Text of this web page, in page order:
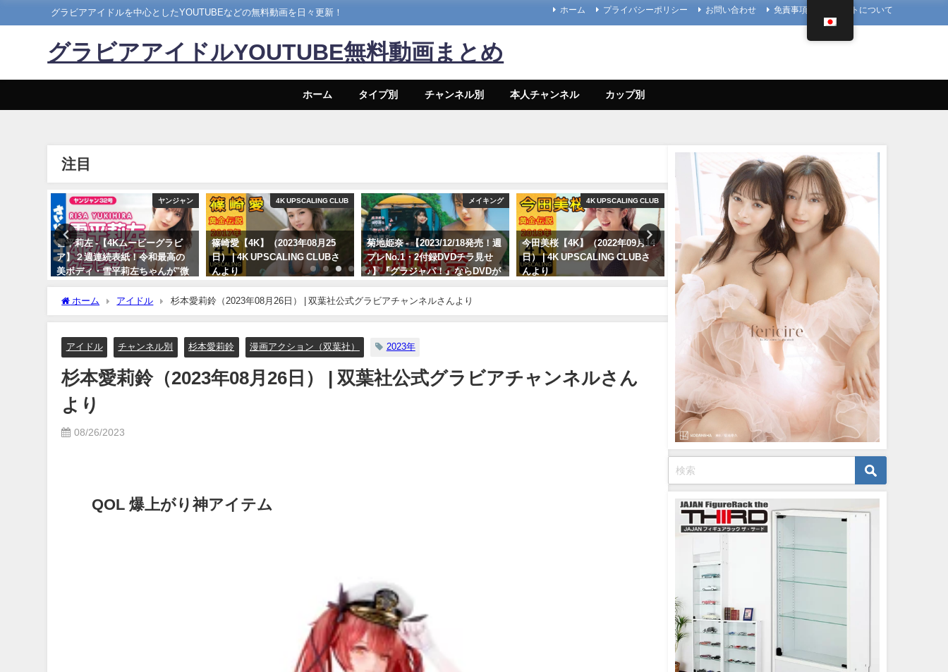
グラビアアイドルを中心としたYOUTUBEなどの無料動画を日々更新！ ホーム プライバシーポリシー お問い合わせ 免責事項 当サイトについて
グラビアアイドルYOUTUBE無料動画まとめ
ホーム タイプ別 チャンネル別 本人チャンネル カップ別
注目
ヤンジャン
雪平莉左 -【4Kムービーグラビ
ア】２週連続表紙！令和最高の
美ボディ・雪平莉左ちゃんが"微
笑みの国"タイで魅せる女神の微
笑み！カラフルでビビッドな水
着撮影に最高画質で没入密着！
日） | ヤンジャンTV【集英社ヤ
ングジャンプ公式】さんより
07/06/2023
4K UPSCALING CLUB
篠崎愛【4K】（2023年08月25
日） | 4K UPSCALING CLUBさ
んより
メイキング
菊地姫奈 - 【2023/12/18発売！週
プレNo.1・2付録DVDチラ見せ
♪】『グラジャパ！』ならDVDが
視聴できる♪ #菊地姫奈 Hina
Kikuchi（2023年12月15日） | 週
プレChannel【集英社 週刊プレ
12/15/2023
4K UPSCALING CLUB
今田美桜【4K】（2022年09月14
日） | 4K UPSCALING CLUBさ
んより
写真集PV
櫻井音乃 写真集PV - 【#櫻井音
乃】21歳、音乃パイセンのオト
ナな挑戦ーOtono Sakurai（2023
年12月20日） | 週プレ
Channel【集英社 週刊プレイボ
ーイ公式】さんより
12/20/2023
ちとせよしの - 【解禁】写
「ただいま」過去最大露出
真集ができました（2024年
26日） | よしのんチャンネ
より
07/26/2024
ホーム アイドル 杉本愛莉鈴（2023年08月26日） | 双葉社公式グラビアチャンネルさんより
アイドル チャンネル別 杉本愛莉鈴 漫画アクション（双葉社） 2023年
杉本愛莉鈴（2023年08月26日） | 双葉社公式グラビアチャンネルさん
より
08/26/2023
QOL 爆上がり神アイテム